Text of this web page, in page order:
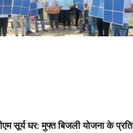
सूर्य घर: मुफ्त बिजली योजना के प्रति